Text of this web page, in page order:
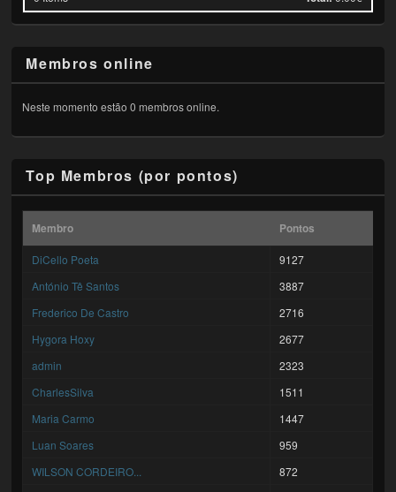
Membros online
Neste momento estão 0 membros online.
Top Membros (por pontos)
Membro Pontos
DiCello Poeta
9127
António Tê Santos
3887
Frederico De Castro
2716
Hygora Hoxy
2677
admin
2323
CharlesSilva
1511
Maria Carmo
1447
Luan Soares
959
WILSON CORDEIRO...
872